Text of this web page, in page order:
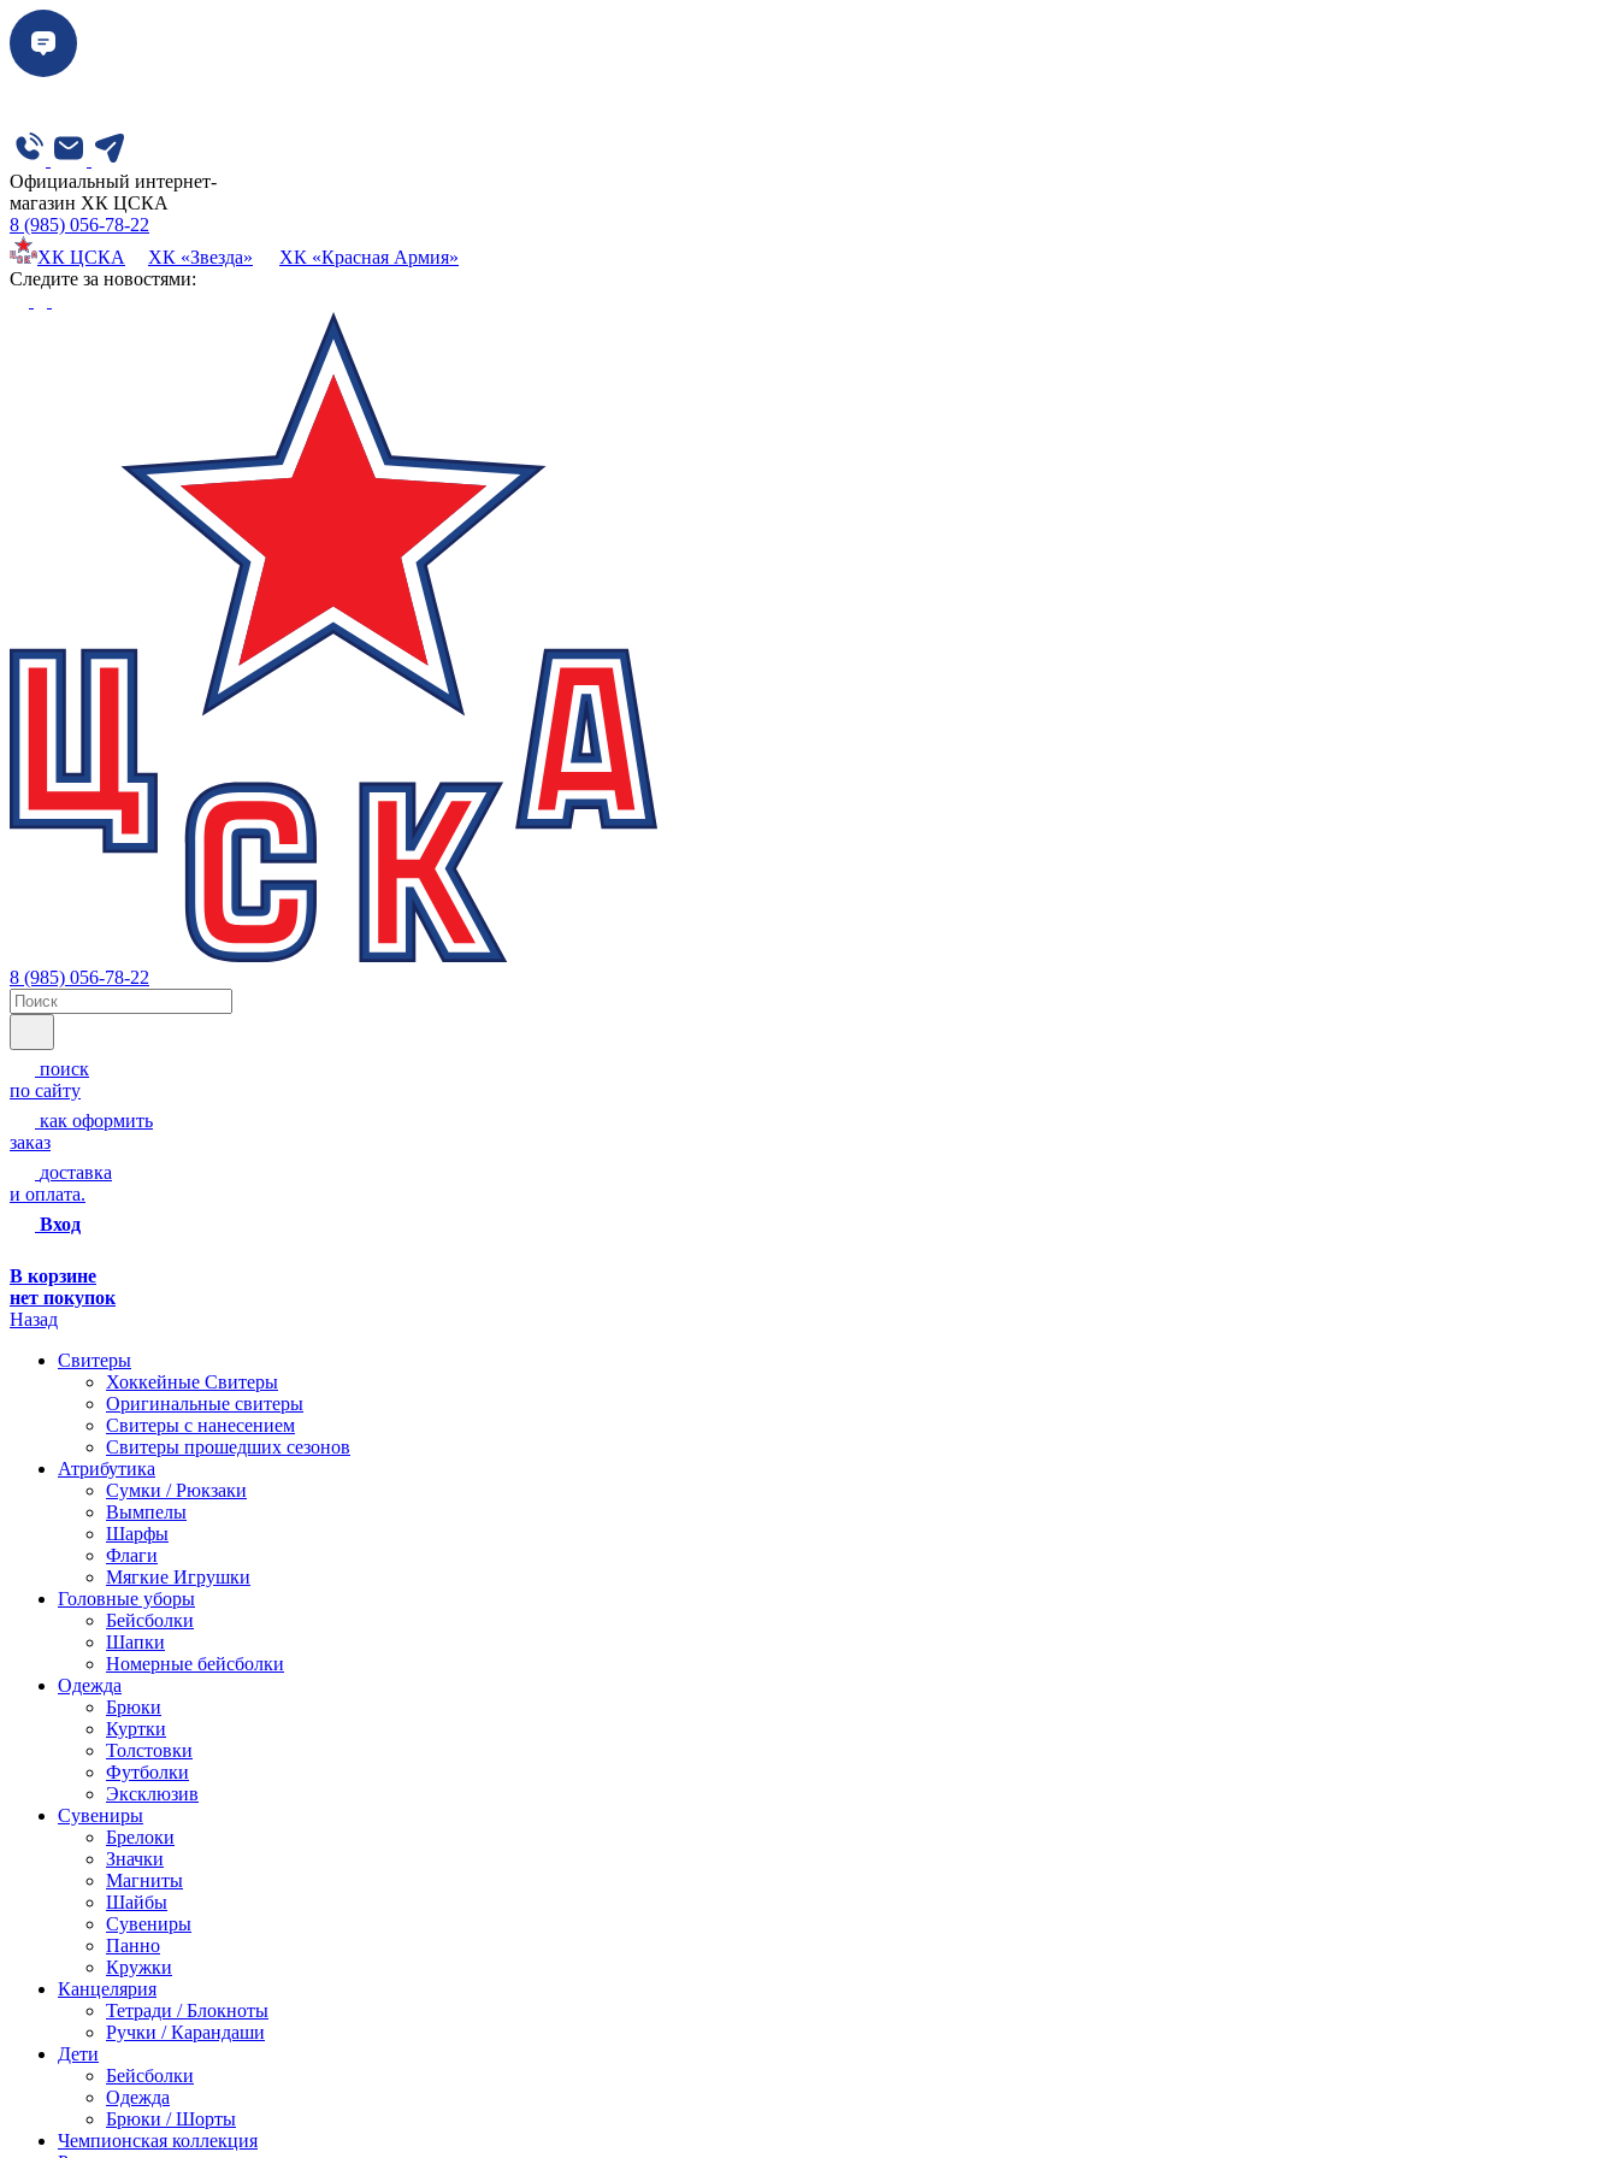
Официальный интернет-
магазин ХК ЦСКА
8 (985) 056-78-22
ХК ЦСКА
ХК «Звезда»
ХК «Красная Армия»
Cледите за новостями:
8 (985) 056-78-22
поиск
по сайту
как оформить
заказ
доставка
и оплата.
Вход
В корзине
нет покупок
Назад
Свитеры
Хоккейные Свитеры
Оригинальные свитеры
Свитеры с нанесением
Свитеры прошедших сезонов
Атрибутика
Сумки / Рюкзаки
Вымпелы
Шарфы
Флаги
Мягкие Игрушки
Головные уборы
Бейсболки
Шапки
Номерные бейсболки
Одежда
Брюки
Куртки
Толстовки
Футболки
Эксклюзив
Сувениры
Брелоки
Значки
Магниты
Шайбы
Сувениры
Панно
Кружки
Канцелярия
Тетради / Блокноты
Ручки / Карандаши
Дети
Бейсболки
Одежда
Брюки / Шорты
Чемпионская коллекция